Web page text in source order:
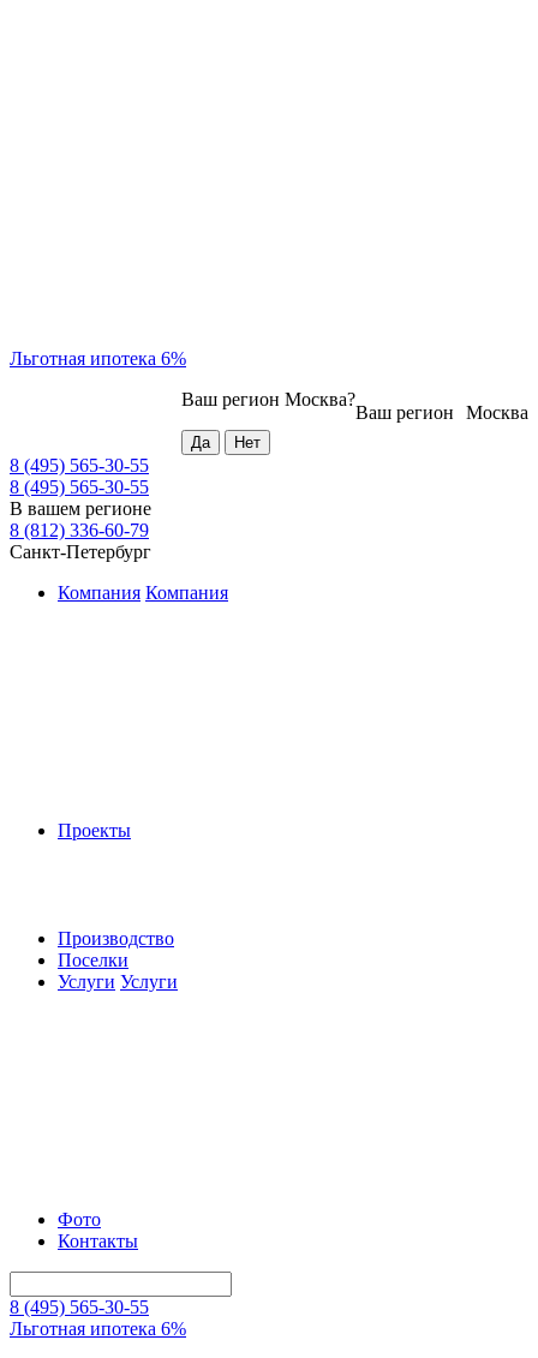
Льготная ипотека 6%
Москва
Ваш регион
Ваш регион Москва?
8 (495) 565-30-55
8 (495) 565-30-55
В вашем регионе
8 (812) 336-60-79
Санкт-Петербург
Компания Компания
Проекты
Производство
Поселки
Услуги Услуги
Фото
Контакты
8 (495) 565-30-55
Льготная ипотека 6%